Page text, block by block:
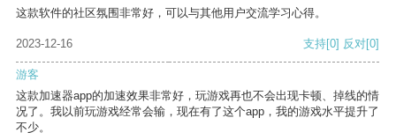
这款软件的社区氛围非常好，可以与其他用户交流学习心得。
2023-12-16 支持[0] 反对[0]
游客
这款加速器app的加速效果非常好，玩游戏再也不会出现卡顿、掉线的情
况了。我以前玩游戏经常会输，现在有了这个app，我的游戏水平提升了
不少。